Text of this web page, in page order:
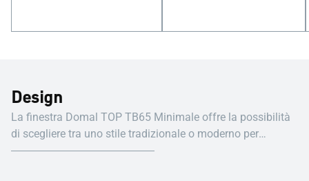
Design
La finestra Domal TOP TB65 Minimale offre la possibilità
di scegliere tra uno stile tradizionale o moderno per
soddisfare ogni gusto.